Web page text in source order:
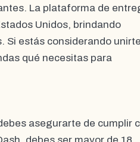
La plataforma de
Unidos, brindando
Si estás considerando
qué necesitas para
asegurarte de cumplir